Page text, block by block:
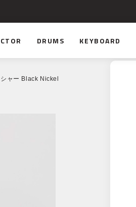
DRUMS KEYBOARD
ャー Black Nickel